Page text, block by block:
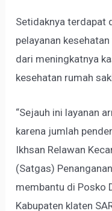
Setidaknya terdapat
pelayanan
dari meningkatnya
kesehatan rumah
“Sejauh ini layanan
karena jumlah
Ikhsan Relawan
(Satgas)
membantu di Posko
Kabupaten klaten